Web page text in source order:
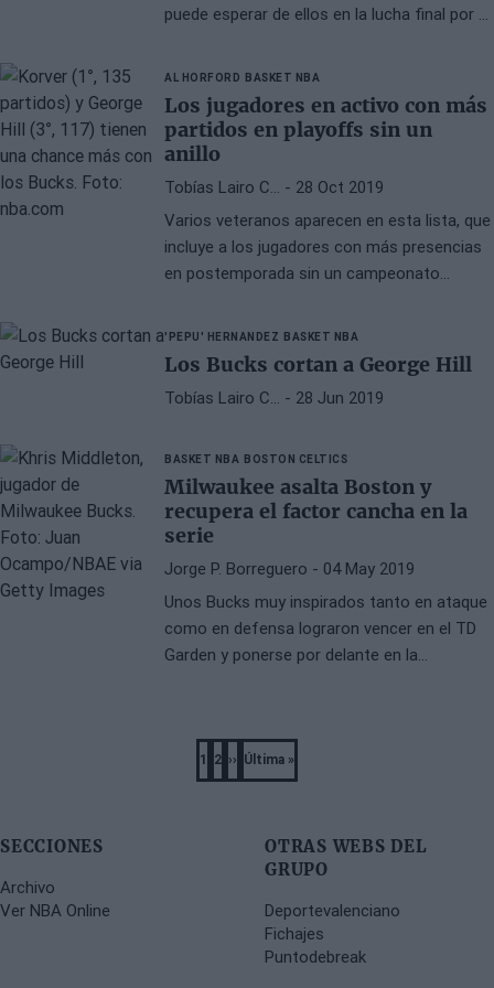
puede esperar de ellos en la lucha final por el
AL HORFORD BASKET NBA
Los jugadores en activo con más
partidos en playoffs sin un
anillo
Tobías Lairo C… - 28 Oct 2019
Varios veteranos aparecen en esta lista, que
incluye a los jugadores con más presencias
en postemporada sin un campeonato
'PEPU' HERNANDEZ BASKET NBA
Los Bucks cortan a George Hill
Tobías Lairo C… - 28 Jun 2019
BASKET NBA BOSTON CELTICS
Milwaukee asalta Boston y
recupera el factor cancha en la
serie
Jorge P. Borreguero - 04 May 2019
Unos Bucks muy inspirados tanto en ataque
como en defensa lograron vencer en el TD
Garden y ponerse por delante en la
Página
1
Página
2
Next
››
Last
Última »
SECCIONES
Archivo
Ver NBA Online
OTRAS WEBS DEL
GRUPO
Deportevalenciano
Fichajes
Puntodebreak